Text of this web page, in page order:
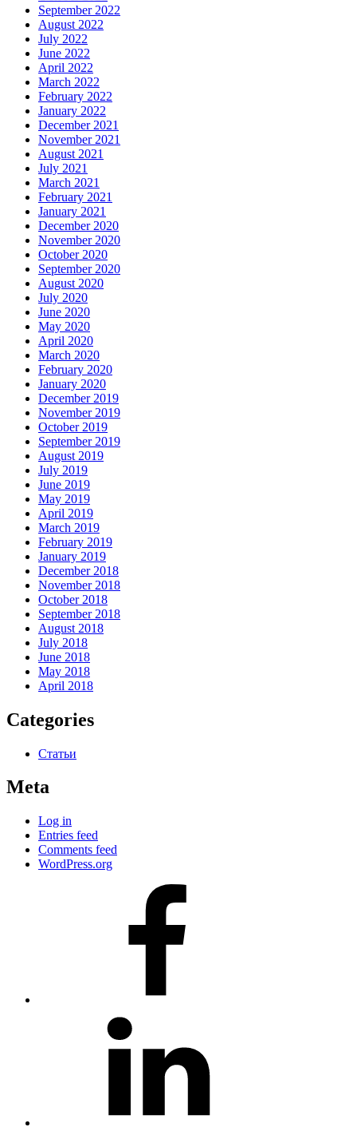
September 2022
August 2022
July 2022
June 2022
April 2022
March 2022
February 2022
January 2022
December 2021
November 2021
August 2021
July 2021
March 2021
February 2021
January 2021
December 2020
November 2020
October 2020
September 2020
August 2020
July 2020
June 2020
May 2020
April 2020
March 2020
February 2020
January 2020
December 2019
November 2019
October 2019
September 2019
August 2019
July 2019
June 2019
May 2019
April 2019
March 2019
February 2019
January 2019
December 2018
November 2018
October 2018
September 2018
August 2018
July 2018
June 2018
May 2018
April 2018
Categories
Статьи
Meta
Log in
Entries feed
Comments feed
WordPress.org